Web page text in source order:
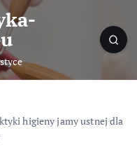
higieny jamy ustnej dla